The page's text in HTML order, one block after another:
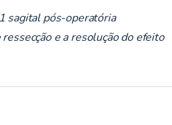
sagital pós-operatória
e a resolução do efeito